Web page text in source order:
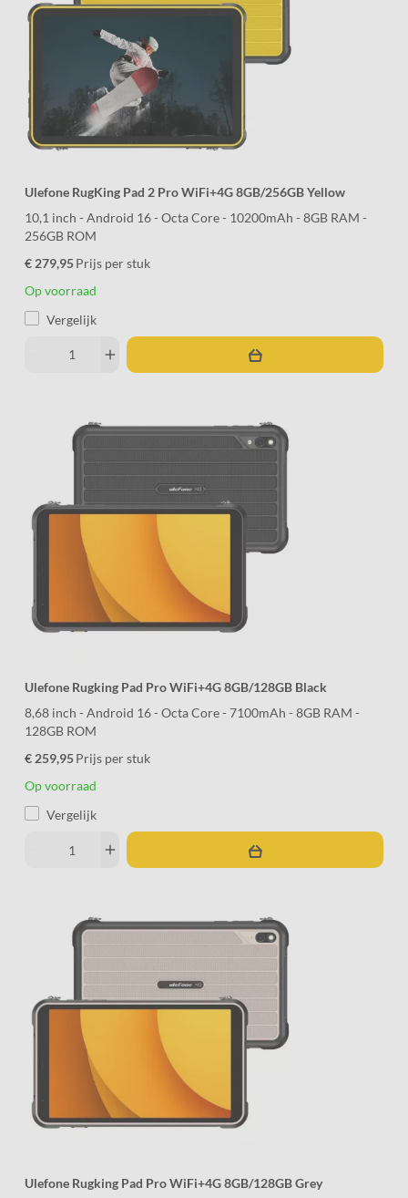
Ulefone RugKing Pad 2 Pro WiFi+4G 8GB/256GB Yellow
10,1 inch - Android 16 - Octa Core - 10200mAh - 8GB RAM -
256GB ROM
€ 279,95Prijs per stuk
Op voorraad
Vergelijk
add
Ulefone Rugking Pad Pro WiFi+4G 8GB/128GB Black
8,68 inch - Android 16 - Octa Core - 7100mAh - 8GB RAM -
128GB ROM
€ 259,95Prijs per stuk
Op voorraad
Vergelijk
add
Ulefone Rugking Pad Pro WiFi+4G 8GB/128GB Grey